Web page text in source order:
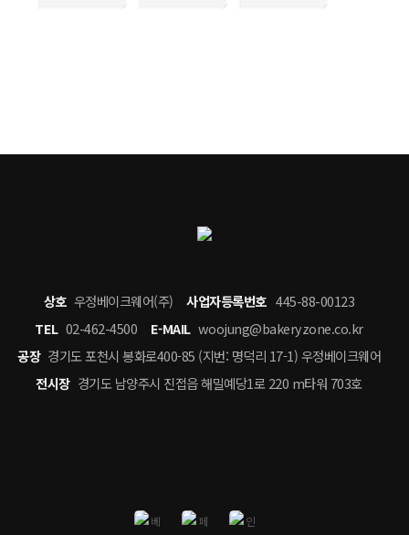
상호 우정베이크웨어(주) 사업자등록번호 445-88-00123
TEL 02-462-4500 E-MAIL woojung@bakeryzone.co.kr
공장 경기도 포천시 봉화로400-85 (지번: 명덕리 17-1) 우정베이크웨어
전시장 경기도 남양주시 진접읍 해밀예당1로 220 m타워 703호